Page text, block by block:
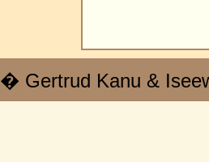
� Gertrud Kanu &